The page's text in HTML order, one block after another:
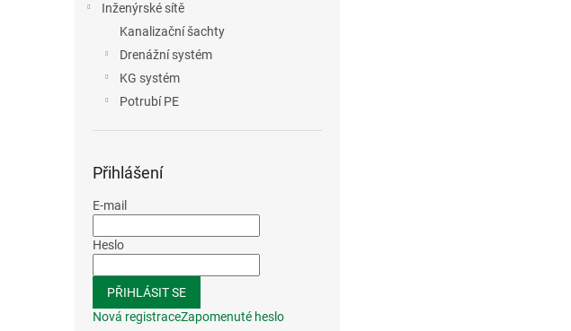
Inženýrské sítě
Kanalizační šachty
Drenážní systém
KG systém
Potrubí PE
Přihlášení
E-mail
Heslo
PŘIHLÁSIT SE
Nová registraceZapomenuté heslo